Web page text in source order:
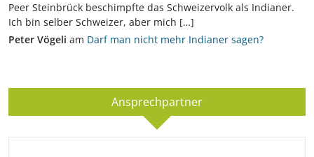
Peer Steinbrück beschimpfte das Schweizervolk als Indianer.
Ich bin selber Schweizer, aber mich […]
Peter Vögeli am Darf man nicht mehr Indianer sagen?
Ansprechpartner